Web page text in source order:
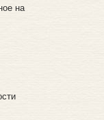
на